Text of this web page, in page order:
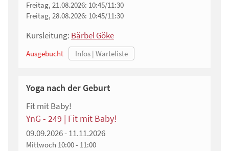
Freitag, 21.08.2026: 10:45/11:30
Freitag, 28.08.2026: 10:45/11:30
Kursleitung: Bärbel Göke
Ausgebucht
Yoga nach der Geburt
Fit mit Baby!
YnG - 249 | Fit mit Baby!
09.09.2026 - 11.11.2026
Mittwoch 10:00 - 11:00